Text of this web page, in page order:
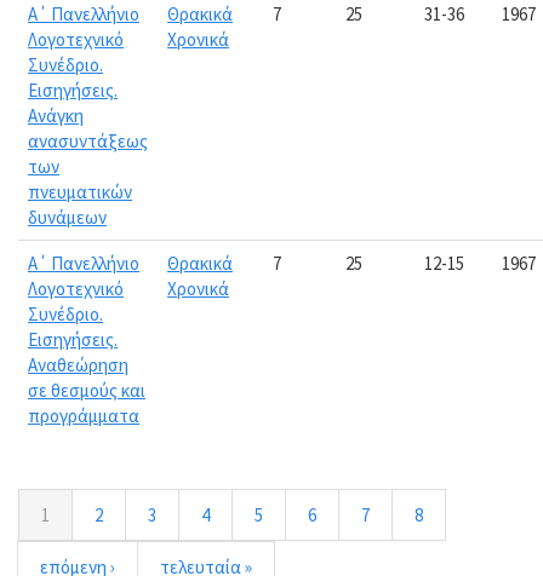
Α΄ Πανελλήνιο
Λογοτεχνικό
Συνέδριο.
Εισηγήσεις.
Ανάγκη
ανασυντάξεως
των
πνευματικών
δυνάμεων
Θρακικά
Χρονικά
7 25 31-36 1967
Α΄ Πανελλήνιο
Λογοτεχνικό
Συνέδριο.
Εισηγήσεις.
Αναθεώρηση
σε θεσμούς και
προγράμματα
Θρακικά
Χρονικά
7 25 12-15 1967
1 2 3 4 5 6 7 8
επόμενη › τελευταία »